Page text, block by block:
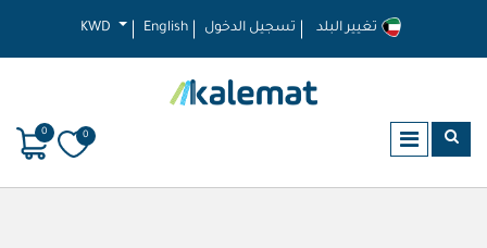
KWD English تسجيل الدخول
0
0